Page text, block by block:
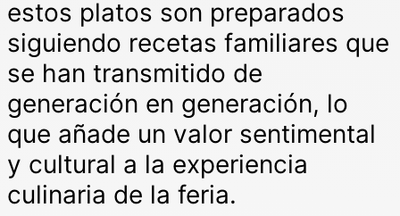
estos platos son preparados
siguiendo recetas familiares que
se han transmitido de
generación en generación, lo
que añade un valor sentimental
y cultural a la experiencia
culinaria de la feria.